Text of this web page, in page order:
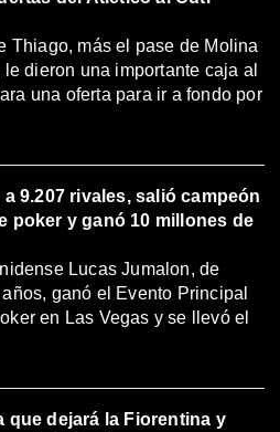
Thiago, más el pase de Molina
dieron una importante caja al
una oferta para ir a fondo por
a 9.207 rivales, salió campeón
poker y ganó 10 millones de
Lucas Jumalon, de
ganó el Evento Principal
en Las Vegas y se llevó el
que dejará la Fiorentina y